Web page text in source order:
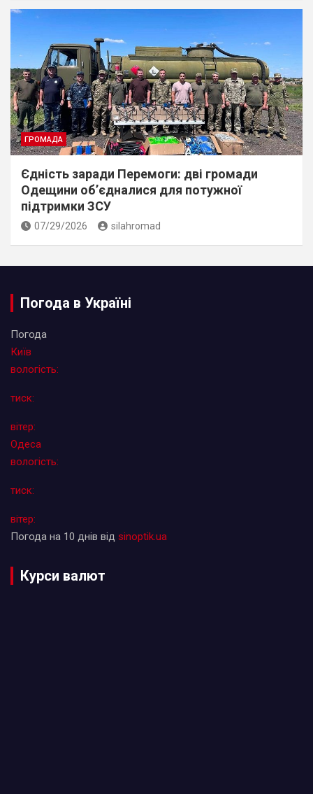
ГРОМАДА
Єдність заради Перемоги: дві громади
Одещини об’єдналися для потужної
підтримки ЗСУ
07/29/2026 silahromad
Погода в Україні
Погода
Київ
вологість:
тиск:
вітер:
Одеса
вологість:
тиск:
вітер:
Погода на 10 днів від sinoptik.ua
Курси валют